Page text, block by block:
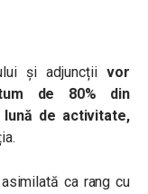
și adjuncțiivor
de 80% din
de activitate,
ca rang cu